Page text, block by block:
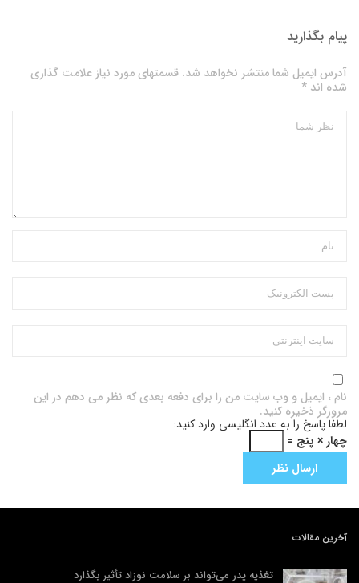
پیام بگذارید
آدرس ایمیل شما منتشر نخواهد شد. قسمتهای مورد نیاز علامت گذاری
شده اند *
نام ، ایمیل و وب سایت من را برای دفعه بعدی که نظر می دهم در این
مرورگر ذخیره کنید.
لطفا پاسخ را به عدد انگلیسی وارد کنید:
چهار × پنج =
آخرین مقالات
تغذیه پدر می‌تواند بر سلامت نوزاد تأثیر بگذارد